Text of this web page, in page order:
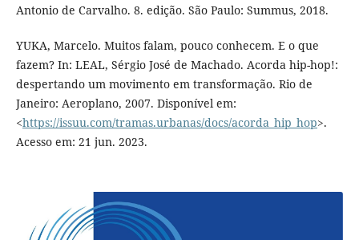
Antonio de Carvalho. 8. edição. São Paulo: Summus, 2018.
YUKA, Marcelo. Muitos falam, pouco conhecem. E o que
fazem? In: LEAL, Sérgio José de Machado. Acorda hip-hop!:
despertando um movimento em transformação. Rio de
Janeiro: Aeroplano, 2007. Disponível em:
<https://issuu.com/tramas.urbanas/docs/acorda_hip_hop>.
Acesso em: 21 jun. 2023.